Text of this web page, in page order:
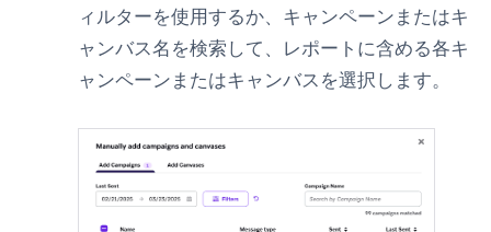
ィルターを使用するか、キャンペーンまたはキ
ャンバス名を検索して、レポートに含める各キ
ャンペーンまたはキャンバスを選択します。